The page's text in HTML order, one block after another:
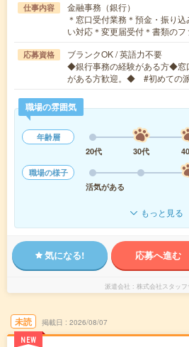
仕事内容
金融事務（銀行）
＊窓口受付業務＊預金・振り
い対応＊変更届受付＊書類の
応募資格
ブランクOK / 英語力不要
◆銀行事務の経験がある方◆窓
がある方歓迎。◆ #初めての
職場の雰囲気
年齢層
20代
30代
職場の様子
活気がある
もっと見る
気になる! 応募へ進む
派遣会社 株式会社スタッフ
未読
NEW
掲載日 2026/08/07